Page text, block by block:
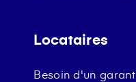
Locataires
Besoin d'un garant